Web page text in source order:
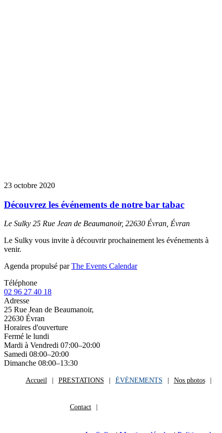
23 octobre 2020
Découvrez les événements de notre bar tabac
Le Sulky 25 Rue Jean de Beaumanoir, 22630 Évran, Évran
Le Sulky vous invite à découvrir prochainement les événements à
venir.
Agenda propulsé parThe Events Calendar
Téléphone
02 96 27 40 18
Adresse
25 Rue Jean de Beaumanoir,
22630 Évran
Horaires d'ouverture
Fermé le lundi
Mardi à Vendredi 07:00–20:00
Samedi 08:00–20:00
Dimanche 08:00–13:30
Accueil PRESTATIONS ÉVÈNEMENTS Nos photos
Contact